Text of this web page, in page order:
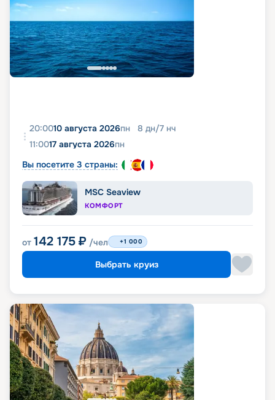
20:0010 августа 2026пн 8 дн/7 нч
11:0017 августа 2026пн
Вы посетите 3 страны:
MSC Seaview
КОМФОРТ
от 142 175 ₽ /чел +1 000
Выбрать круиз